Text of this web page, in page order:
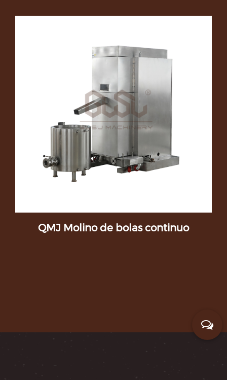
QMJ Molino de bolas continuo